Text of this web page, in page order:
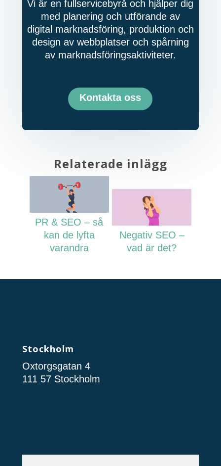
Vi är en fullservicebyrå och hjälper dig
med planering och utförande av
digital marknadsföring, produktion och
design av webbplatser och spårning
av marknadsföringsaktiviteter.
Kontakta oss
Relaterade inlägg
PR & SEO – så
kan de lyfta
varandra
Negativ SEO –
vad är det?
Stockholm
Oxtorgsgatan 4
111 57 Stockholm